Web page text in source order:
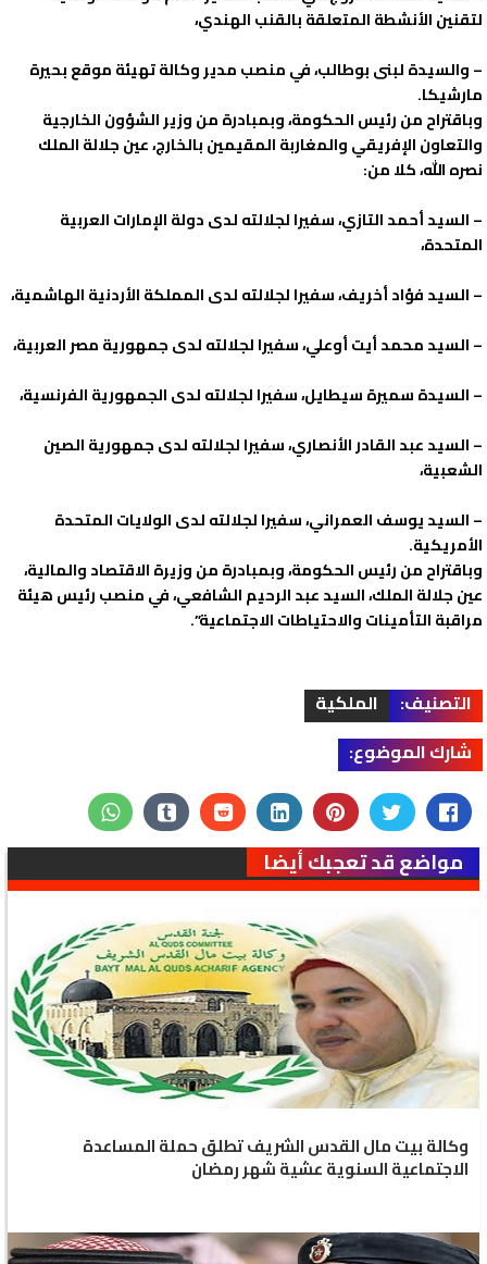
لتقنين الأنشطة المتعلقة بالقنب الهندي،
– والسيدة لبنى بوطالب، في منصب مدير وكالة تهيئة موقع بحيرة
مارشيكا.
وباقتراح من رئيس الحكومة، وبمبادرة من وزير الشؤون الخارجية
والتعاون الإفريقي والمغاربة المقيمين بالخارج، عين جلالة الملك
نصره الله، كلا من:
– السيد أحمد التازي، سفيرا لجلالته لدى دولة الإمارات العربية
المتحدة،
– السيد فؤاد أخريف، سفيرا لجلالته لدى المملكة الأردنية الهاشمية،
– السيد محمد أيت أوعلي، سفيرا لجلالته لدى جمهورية مصر العربية،
– السيدة سميرة سيطايل، سفيرا لجلالته لدى الجمهورية الفرنسية،
– السيد عبد القادر الأنصاري، سفيرا لجلالته لدى جمهورية الصين
الشعبية،
– السيد يوسف العمراني، سفيرا لجلالته لدى الولايات المتحدة
الأمريكية.
وباقتراح من رئيس الحكومة، وبمبادرة من وزيرة الاقتصاد والمالية،
عين جلالة الملك، السيد عبد الرحيم الشافعي، في منصب رئيس هيئة
مراقبة التأمينات والاحتياطات الاجتماعية”.
التصنيف:
الملكية
شارك الموضوع:
مواضع قد تعجبك أيضا
وكالة بيت مال القدس الشريف تطلق حملة المساعدة
الاجتماعية السنوية عشية شهر رمضان